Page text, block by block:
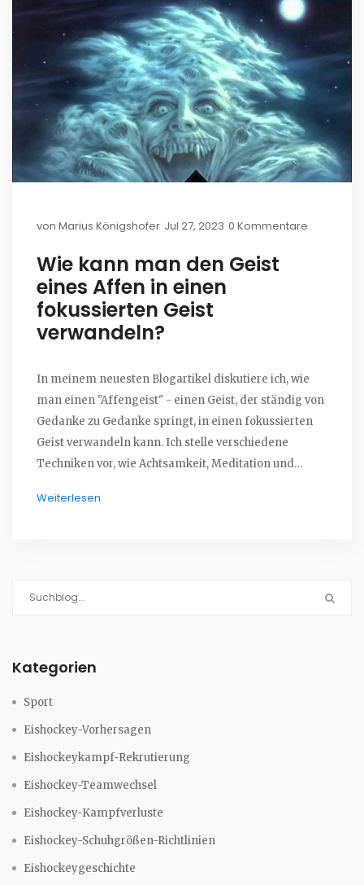
von Marius Königshofer Jul 27, 2023 0 Kommentare
Wie kann man den Geist
eines Affen in einen
fokussierten Geist
verwandeln?
In meinem neuesten Blogartikel diskutiere ich, wie
man einen "Affengeist" - einen Geist, der ständig von
Gedanke zu Gedanke springt, in einen fokussierten
Geist verwandeln kann. Ich stelle verschiedene
Techniken vor, wie Achtsamkeit, Meditation und
zu beruhigen und die Konzentration zu verbessern.
leben und den Moment zu genießen, statt ständig von
beruhigen und zu fokussieren.
Weiterlesen
Kategorien
Sport
Eishockey-Vorhersagen
Eishockeykampf-Rekrutierung
Eishockey-Teamwechsel
Eishockey-Kampfverluste
Eishockey-Schuhgrößen-Richtlinien
Eishockeygeschichte